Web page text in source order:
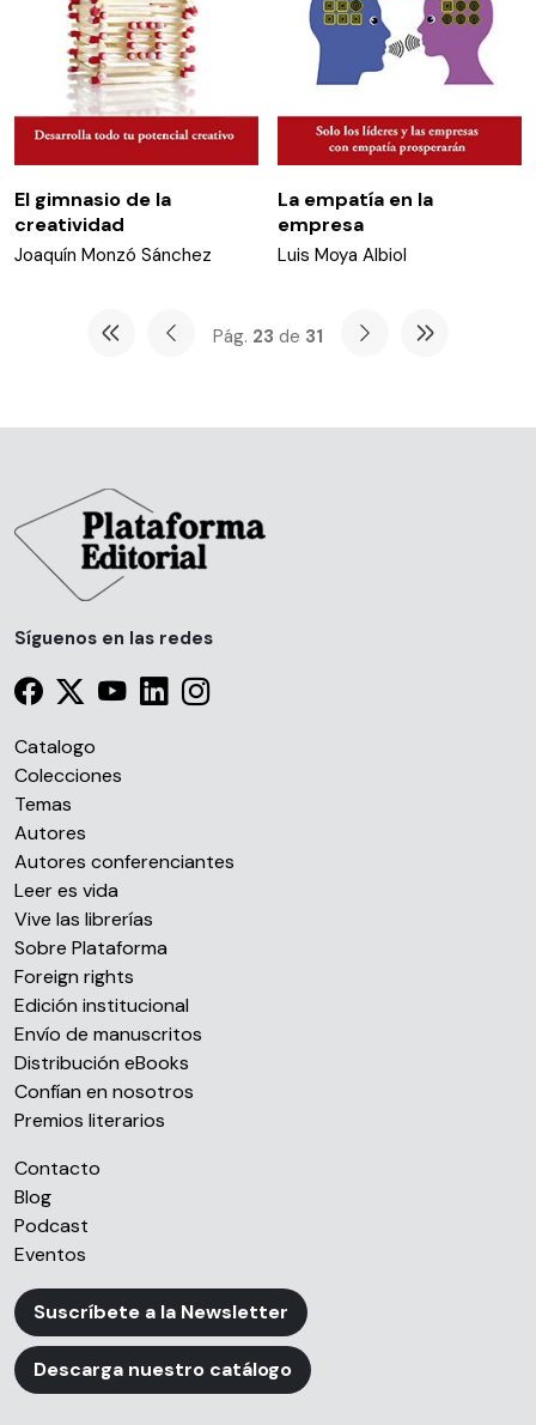
El gimnasio de la
creatividad
Joaquín Monzó Sánchez
La empatía en la
empresa
Luis Moya Albiol
Pág. 23 de 31
Síguenos en las redes
Catalogo
Colecciones
Temas
Autores
Autores conferenciantes
Leer es vida
Vive las librerías
Sobre Plataforma
Foreign rights
Edición institucional
Envío de manuscritos
Distribución eBooks
Confían en nosotros
Premios literarios
Contacto
Blog
Podcast
Eventos
Suscríbete a la Newsletter
Descarga nuestro catálogo